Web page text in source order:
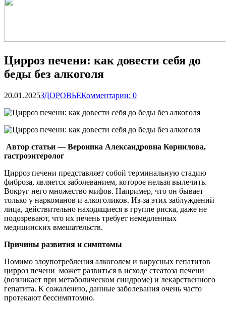
Цирроз печени: как довести себя до
беды без алкоголя
20.01.2025ЗДОРОВЬЕКомментарии: 0
Автор статьи — Вероника Александровна Корнилова,
гастроэнтеролог
Цирроз печени представляет собой терминальную стадию
фиброза, является заболеванием, которое нельзя вылечить.
Вокруг него множество мифов. Например, что он бывает
только у наркоманов и алкоголиков. Из-за этих заблуждений
лица, действительно находящиеся в группе риска, даже не
подозревают, что их печень требует немедленных
медицинских вмешательств.
Причины развития и симптомы
Помимо злоупотребления алкоголем и вирусных гепатитов
цирроз печени может развиться в исходе стеатоза печени
(возникает при метаболическом синдроме) и лекарственного
гепатита. К сожалению, данные заболевания очень часто
протекают бессимптомно.